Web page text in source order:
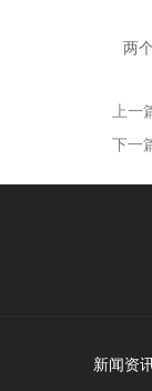
当
两
上一
下一
新闻资